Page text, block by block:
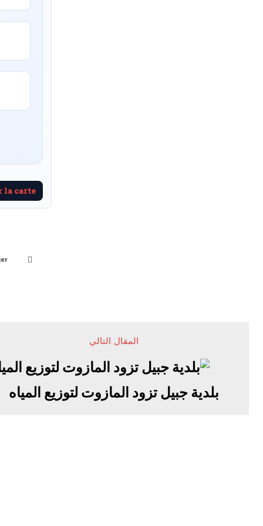
la carte
المقال التالي
بلدية جبيل تزود المازوت لتوزيع المياه